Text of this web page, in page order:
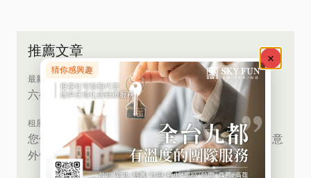
推薦文章
最新活動
六都房客生活扶助金計畫，歡迎踴躍參與！
租屋小百科
您住的地方消防設備足夠完善嗎？「豐邑晴空匯」意
外告訴我們的事